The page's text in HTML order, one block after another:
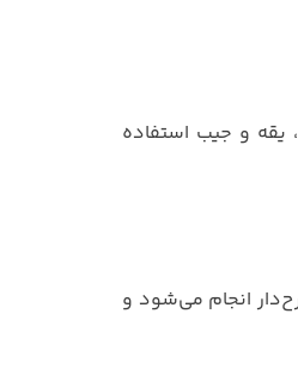
یقه و جیب استفاده
انجام می‌شود و